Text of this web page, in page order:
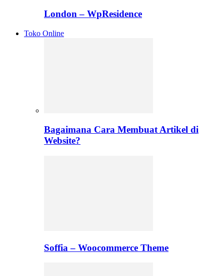
London – WpResidence
Toko Online
Bagaimana Cara Membuat Artikel di
Website?
Soffia – Woocommerce Theme